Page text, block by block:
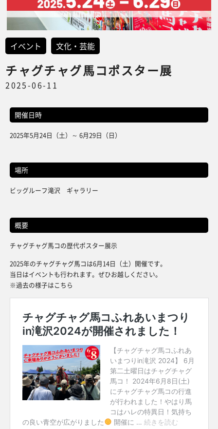
イベント 文化・芸能
チャグチャグ馬コポスター展
2025-06-11
開催日時
2025年5月24日（土）～ 6月29日（日）
場所
ビッグルーフ滝沢 ギャラリー
概要
チャグチャグ馬コの歴代ポスター展示
2025年のチャグチャグ馬コは6月14日（土）開催です。
当日はイベントも行われます。ぜひお越しください。
※過去の様子はこちら